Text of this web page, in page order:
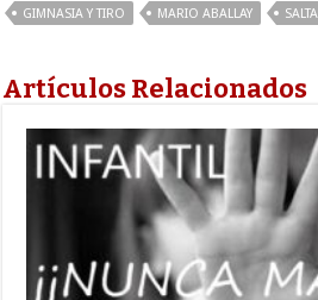
GIMNASIA Y TIRO
MARIO ABALLAY SALTA
Artículos Relacionados